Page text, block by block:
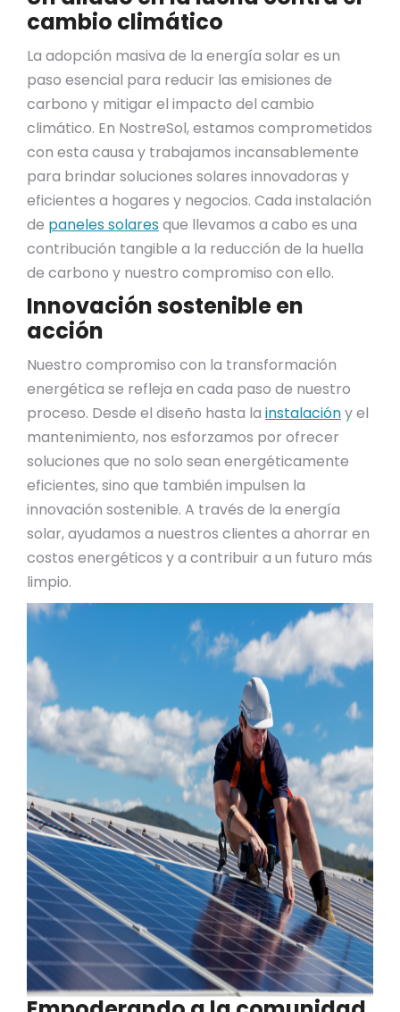
cambio climático
La adopción masiva de la energía solar es un
paso esencial para reducir las emisiones de
carbono y mitigar el impacto del cambio
climático. En NostreSol, estamos comprometidos
con esta causa y trabajamos incansablemente
para brindar soluciones solares innovadoras y
eficientes a hogares y negocios. Cada instalación
de paneles solaresque llevamos a cabo es una
contribución tangible a la reducción de la huella
de carbono y nuestro compromiso con ello.
Innovación sostenible en
acción
Nuestro compromiso con la transformación
energética se refleja en cada paso de nuestro
proceso. Desde el diseño hasta la instalacióny el
mantenimiento, nos esforzamos por ofrecer
soluciones que no solo sean energéticamente
eficientes, sino que también impulsen la
innovación sostenible. A través de la energía
solar, ayudamos a nuestros clientes a ahorrar en
costos energéticos y a contribuir a un futuro más
limpio.